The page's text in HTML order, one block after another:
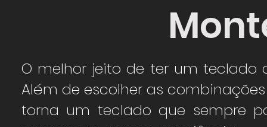
O melhor jeito de ter um teclado
Além de escolher as
torna um teclado que sempre